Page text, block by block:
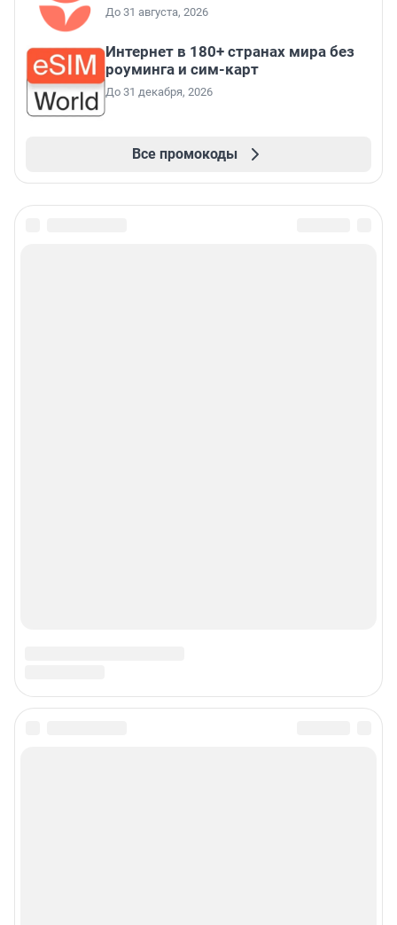
До 31 августа, 2026
Интернет в 180+ странах мира без
роуминга и сим-карт
До 31 декабря, 2026
Все промокоды